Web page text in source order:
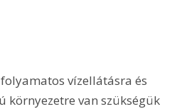
vízellátásra és
van szükségük